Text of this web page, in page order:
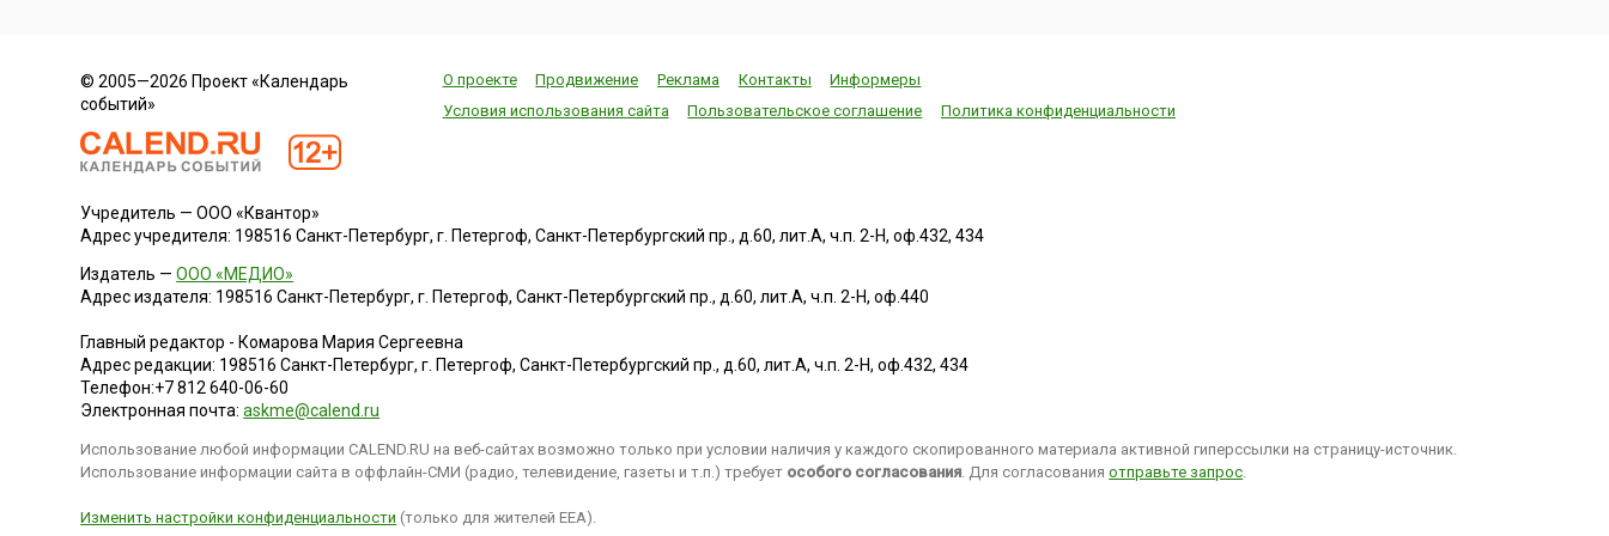
ленточками, наряжается в
Зеленого Джека (...
сказаний об е...
растений ...
© 2005—2026 Проект «Календарь
событий»
О проекте Продвижение Реклама Контакты
Информеры
Условия использования сайта
Пользовательское соглашение Политика конфиденциальности
Учредитель — ООО «Квантор»
Адрес учредителя: 198516 Санкт-Петербург, г. Петергоф, Санкт-Петербургский пр., д.60, лит.А, ч.п. 2-Н, оф.432, 434
Издатель —ООО «МЕДИО»
Адрес издателя: 198516 Санкт-Петербург, г. Петергоф, Санкт-Петербургский пр., д.60, лит.А, ч.п. 2-Н, оф.440
Главный редактор - Комарова Мария Сергеевна
Адрес редакции: 198516 Санкт-Петербург, г. Петергоф,Санкт-Петербургский пр., д.60, лит.А, ч.п. 2-Н, оф.432, 434
Телефон:+7 812 640-06-60
Электронная почта:askme@calend.ru
Использование любой информации CALEND.RU на веб-сайтах возможно только при условии наличия у каждого скопированного материала активной гиперссылки на страницу-источник.
Использование информации сайта в оффлайн-СМИ (радио, телевидение, газеты и т.п.) требует особого согласования. Для согласованияотправьте запрос.
Изменить настройки конфиденциальности (только для жителей EEA).